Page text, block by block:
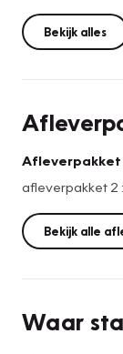
- 12 Maanden
- Afleverbeurt
betreffende
- Nieuwe APK-
- Airco beurt
- Poetsen
Bekijk alles
Afleverpakket
afleverpakket 2
Bekijk alle
Waar